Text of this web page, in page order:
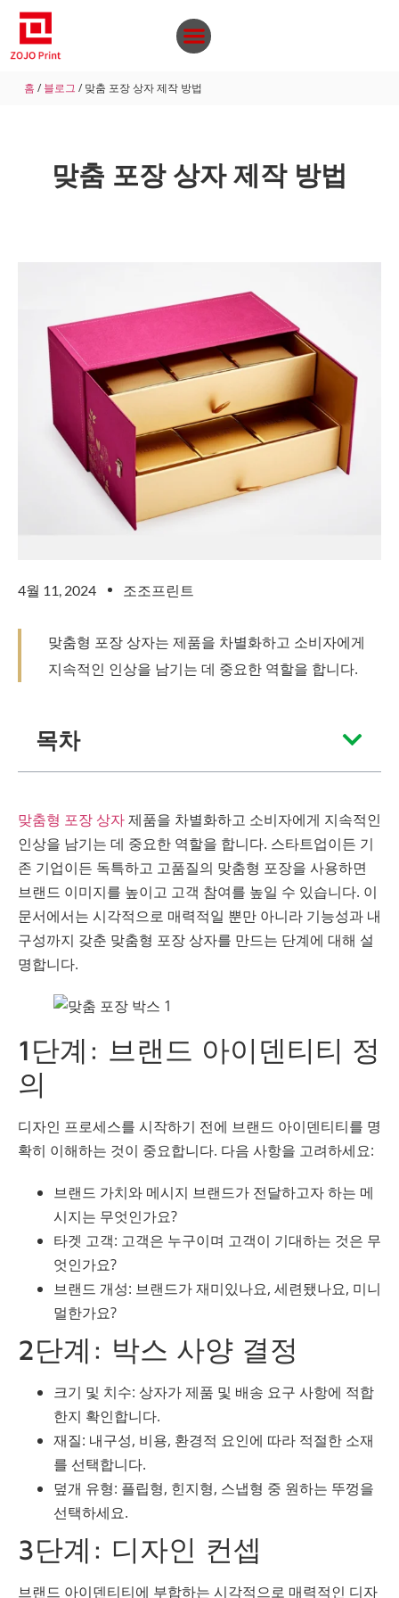
홈 / 블로그 / 맞춤 포장 상자 제작 방법
맞춤 포장 상자 제작 방법
4월 11, 2024 조조프린트
맞춤형 포장 상자는 제품을 차별화하고 소비자에게
지속적인 인상을 남기는 데 중요한 역할을 합니다.
목차
맞춤형 포장 상자제품을 차별화하고 소비자에게 지속적인
인상을 남기는 데 중요한 역할을 합니다. 스타트업이든 기
존 기업이든 독특하고 고품질의 맞춤형 포장을 사용하면
브랜드 이미지를 높이고 고객 참여를 높일 수 있습니다. 이
문서에서는 시각적으로 매력적일 뿐만 아니라 기능성과 내
구성까지 갖춘 맞춤형 포장 상자를 만드는 단계에 대해 설
명합니다.
1단계: 브랜드 아이덴티티 정
의
디자인 프로세스를 시작하기 전에 브랜드 아이덴티티를 명
확히 이해하는 것이 중요합니다. 다음 사항을 고려하세요:
브랜드 가치와 메시지 브랜드가 전달하고자 하는 메
시지는 무엇인가요?
타겟 고객: 고객은 누구이며 고객이 기대하는 것은 무
엇인가요?
브랜드 개성: 브랜드가 재미있나요, 세련됐나요, 미니
멀한가요?
2단계: 박스 사양 결정
크기 및 치수: 상자가 제품 및 배송 요구 사항에 적합
한지 확인합니다.
재질: 내구성, 비용, 환경적 요인에 따라 적절한 소재
를 선택합니다.
덮개 유형: 플립형, 힌지형, 스냅형 중 원하는 뚜껑을
선택하세요.
3단계: 디자인 컨셉
브랜드 아이덴티티에 부합하는 시각적으로 매력적인 디자